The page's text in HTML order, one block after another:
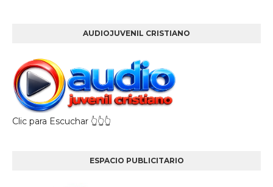
AUDIOJUVENIL CRISTIANO
Clic para Escuchar 👆👆👆
ESPACIO PUBLICITARIO